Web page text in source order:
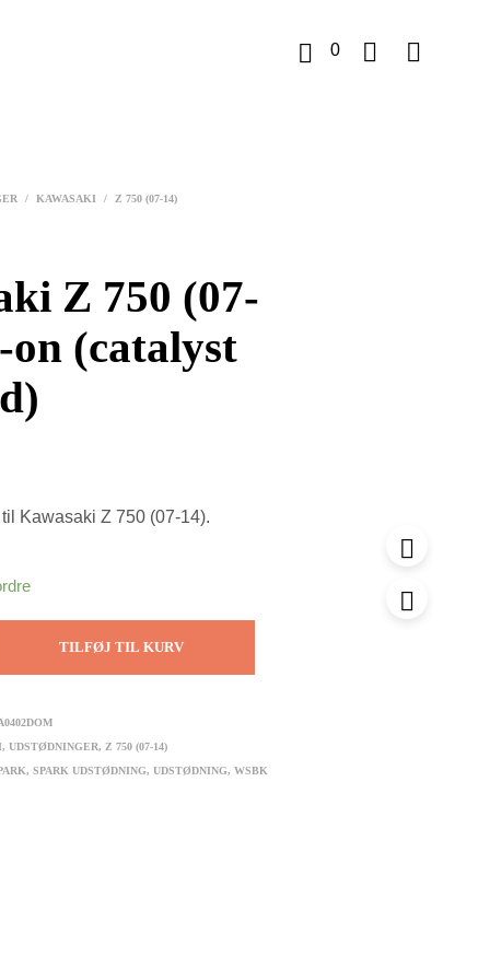
0
/ KAWASAKI / Z 750 (07-14)
Z 750 (07-
on (catalyst
Kawasaki Z 750 (07-14).
TILFØJ TIL KURV
,UDSTØDNINGER, Z 750 (07-14)
,SPARK UDSTØDNING,UDSTØDNING,WSBK